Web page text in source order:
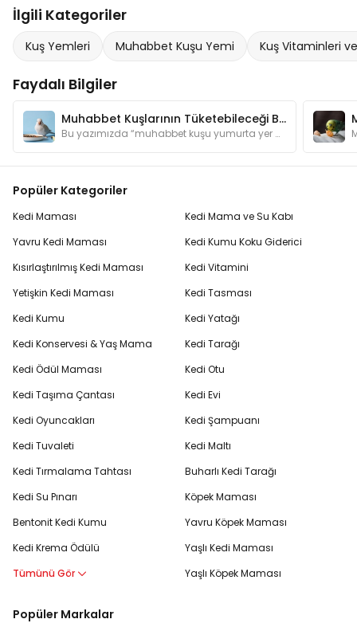
İlgili Kategoriler
Kuş Yemleri Muhabbet Kuşu Yemi Kuş Vitaminleri ve
Faydalı Bilgiler
Muhabbet Kuşlarının Tüketebileceği Besinler ve Sağlıklı Beslenme Önerileri
Bu yazımızda “muhabbet kuşu yumurta yer mi?”, “muhabbet kuşu çekirdek yer mi?”, “muhabbet kuşu peynir yer mi?” sorularının cevaplarını bulabilirsiniz.
Popüler Kategoriler
Kedi Maması
Yavru Kedi Maması
Kısırlaştırılmış Kedi Maması
Yetişkin Kedi Maması
Kedi Kumu
Kedi Konservesi & Yaş Mama
Kedi Ödül Maması
Kedi Taşıma Çantası
Kedi Oyuncakları
Kedi Tuvaleti
Kedi Tırmalama Tahtası
Kedi Su Pınarı
Bentonit Kedi Kumu
Kedi Krema Ödülü
Tümünü Gör
Kedi Mama ve Su Kabı
Kedi Kumu Koku Giderici
Kedi Vitamini
Kedi Tasması
Kedi Yatağı
Kedi Tarağı
Kedi Otu
Kedi Evi
Kedi Şampuanı
Kedi Maltı
Buharlı Kedi Tarağı
Köpek Maması
Yavru Köpek Maması
Yaşlı Kedi Maması
Yaşlı Köpek Maması
Popüler Markalar